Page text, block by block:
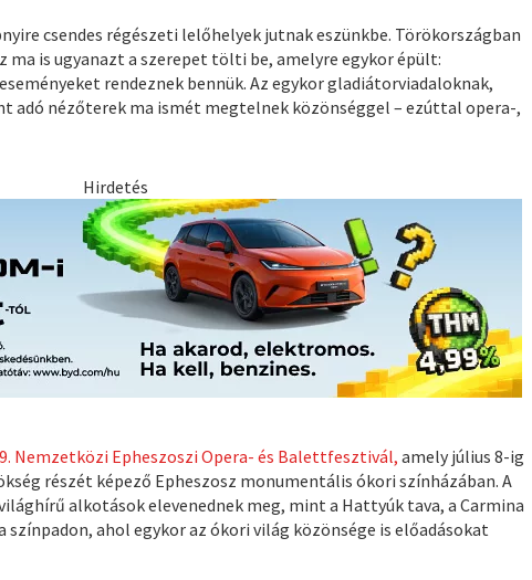
csendes régészeti lelőhelyek jutnak eszünkbe. Törökországban
ma is ugyanazt a szerepet tölti be, amelyre egykor épült:
rendeznek bennük. Az egykor gladiátorviadaloknak,
adó nézőterek ma ismét megtelnek közönséggel – ezúttal opera-,
Hirdetés
9. Nemzetközi Epheszoszi Opera- és Balettfesztivál, amely július 8-ig
részét képező Epheszosz monumentális ókori színházában. A
alkotások elevenednek meg, mint a Hattyúk tava, a Carmina
színpadon, ahol egykor az ókori világ közönsége is előadásokat